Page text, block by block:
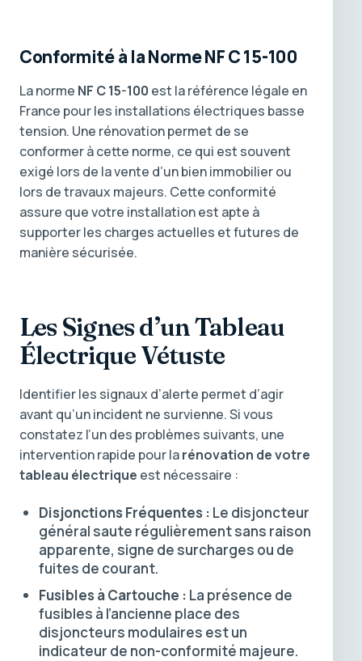
Conformité à la Norme NF C 15-100
La norme NF C 15-100 est la référence légale en
France pour les installations électriques basse
tension. Une rénovation permet de se
conformer à cette norme, ce qui est souvent
exigé lors de la vente d’un bien immobilier ou
lors de travaux majeurs. Cette conformité
assure que votre installation est apte à
supporter les charges actuelles et futures de
manière sécurisée.
Les Signes d’un Tableau
Électrique Vétuste
Identifier les signaux d’alerte permet d’agir
avant qu’un incident ne survienne. Si vous
constatez l’un des problèmes suivants, une
intervention rapide pour larénovation de votre
tableau électrique est nécessaire :
Disjonctions Fréquentes : Le disjoncteur
général saute régulièrement sans raison
apparente, signe de surcharges ou de
fuites de courant.
Fusibles à Cartouche : La présence de
fusibles à l’ancienne place des
disjoncteurs modulaires est un
indicateur de non-conformité majeure.